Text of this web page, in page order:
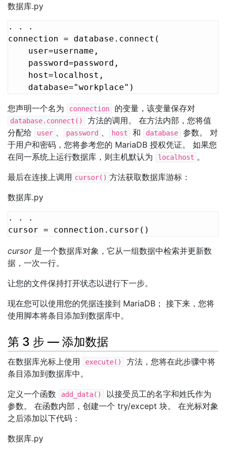
数据库.py
. . .
connection = database.connect(
    user=username,
    password=password,
    host=localhost,
    database="workplace")
您声明一个名为 connection 的变量，该变量保存对
database.connect()
方法的调用。 在方法内部，您将值
分配给
user password host 和 database
参数。 对
于用户和密码，您将参考您的 MariaDB 授权凭证。 如果您
在同一系统上运行数据库，则主机默认为
localhost 。
最后在连接上调用 cursor() 方法获取数据库游标：
数据库.py
. . .
cursor = connection.cursor()
cursor是一个数据库对象，它从一组数据中检索并更新数
据，一次一行。
让您的文件保持打开状态以进行下一步。
现在您可以使用您的凭据连接到 MariaDB； 接下来，您将
使用脚本将条目添加到数据库中。
第 3 步 — 添加数据
在数据库光标上使用 execute()
方法，您将在此步骤中将
条目添加到数据库中。
定义一个函数
add_data()
以接受员工的名字和姓氏作为
参数。 在函数内部，创建一个 try/except 块。 在光标对象
之后添加以下代码：
数据库.py